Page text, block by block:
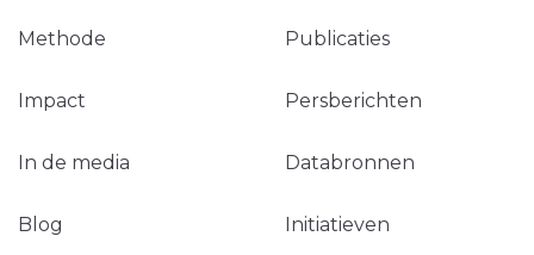
Methode Publicaties
Impact Persberichten
In de media Databronnen
Blog Initiatieven